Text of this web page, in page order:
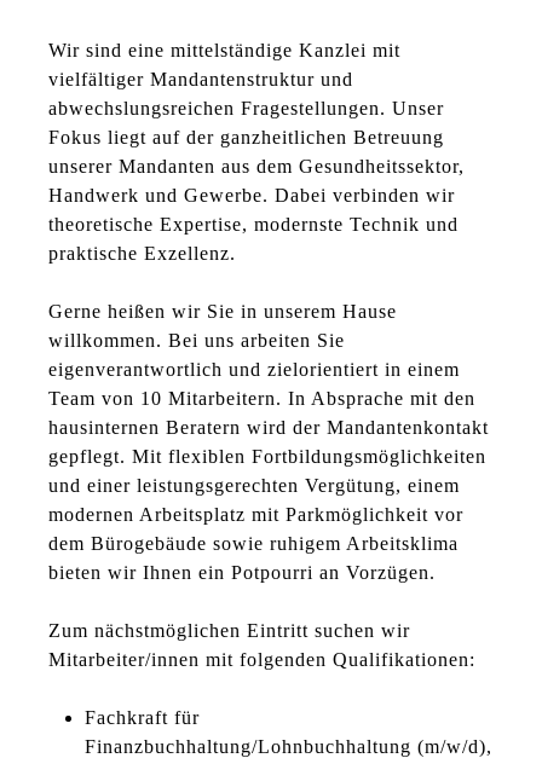
Wir sind eine mittelständige Kanzlei mit
vielfältiger Mandantenstruktur und
abwechslungsreichen Fragestellungen. Unser
Fokus liegt auf der ganzheitlichen Betreuung
unserer Mandanten aus dem Gesundheitssektor,
Handwerk und Gewerbe. Dabei verbinden wir
theoretische Expertise, modernste Technik und
praktische Exzellenz.
Gerne heißen wir Sie in unserem Hause
willkommen. Bei uns arbeiten Sie
eigenverantwortlich und zielorientiert in einem
Team von 10 Mitarbeitern. In Absprache mit den
hausinternen Beratern wird der Mandantenkontakt
gepflegt. Mit flexiblen Fortbildungsmöglichkeiten
und einer leistungsgerechten Vergütung, einem
modernen Arbeitsplatz mit Parkmöglichkeit vor
dem Bürogebäude sowie ruhigem Arbeitsklima
bieten wir Ihnen ein Potpourri an Vorzügen.
Zum nächstmöglichen Eintritt suchen wir
Mitarbeiter/innen mit folgenden Qualifikationen:
Fachkraft für
Finanzbuchhaltung/Lohnbuchhaltung (m/w/d),